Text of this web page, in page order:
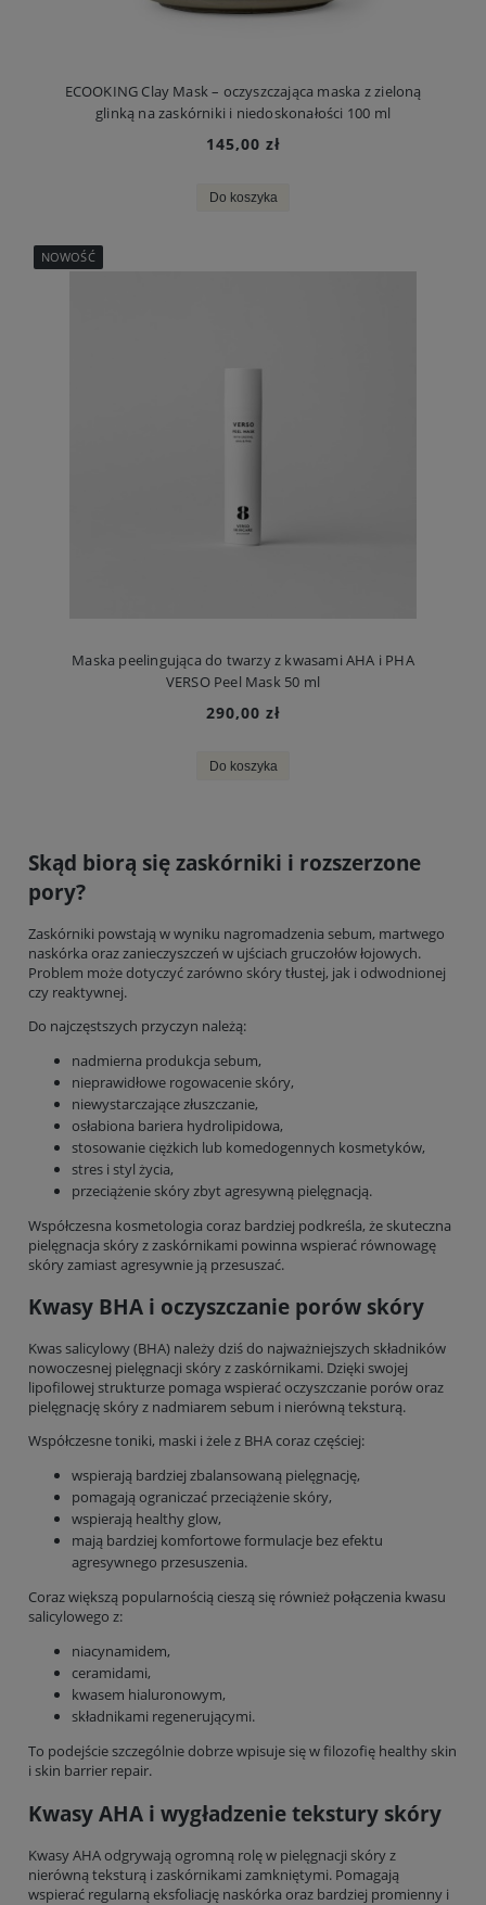
ECOOKING Clay Mask – oczyszczająca maska z zieloną
glinką na zaskórniki i niedoskonałości 100 ml
145,00 zł
Do koszyka
Maska peelingująca do twarzy z kwasami AHA i PHA
VERSO Peel Mask 50 ml
290,00 zł
Do koszyka
NOWOŚĆ
Skąd biorą się zaskórniki i rozszerzone
pory?
Zaskórniki powstają w wyniku nagromadzenia sebum, martwego
naskórka oraz zanieczyszczeń w ujściach gruczołów łojowych.
Problem może dotyczyć zarówno skóry tłustej, jak i odwodnionej
czy reaktywnej.
Do najczęstszych przyczyn należą:
nadmierna produkcja sebum,
nieprawidłowe rogowacenie skóry,
niewystarczające złuszczanie,
osłabiona bariera hydrolipidowa,
stosowanie ciężkich lub komedogennych kosmetyków,
stres i styl życia,
przeciążenie skóry zbyt agresywną pielęgnacją.
Współczesna kosmetologia coraz bardziej podkreśla, że skuteczna
pielęgnacja skóry z zaskórnikami powinna wspierać równowagę
skóry zamiast agresywnie ją przesuszać.
Kwasy BHA i oczyszczanie porów skóry
Kwas salicylowy (BHA) należy dziś do najważniejszych składników
nowoczesnej pielęgnacji skóry z zaskórnikami. Dzięki swojej
lipofilowej strukturze pomaga wspierać oczyszczanie porów oraz
pielęgnację skóry z nadmiarem sebum i nierówną teksturą.
Współczesne toniki, maski i żele z BHA coraz częściej:
wspierają bardziej zbalansowaną pielęgnację,
pomagają ograniczać przeciążenie skóry,
wspierają healthy glow,
mają bardziej komfortowe formulacje bez efektu
agresywnego przesuszenia.
Coraz większą popularnością cieszą się również połączenia kwasu
salicylowego z:
niacynamidem,
ceramidami,
kwasem hialuronowym,
składnikami regenerującymi.
To podejście szczególnie dobrze wpisuje się w filozofię healthy skin
i skin barrier repair.
Kwasy AHA i wygładzenie tekstury skóry
Kwasy AHA odgrywają ogromną rolę w pielęgnacji skóry z
nierówną teksturą i zaskórnikami zamkniętymi. Pomagają
wspierać regularną eksfoliację naskórka oraz bardziej promienny i